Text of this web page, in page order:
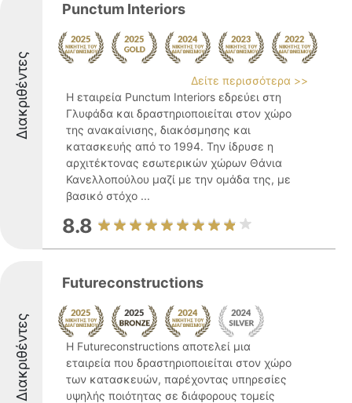
Διακριθέντες
Punctum Interiors
Δείτε περισσότερα >>
Η εταιρεία Punctum Interiors εδρεύει στη
Γλυφάδα και δραστηριοποιείται στον χώρο
της ανακαίνισης, διακόσμησης και
κατασκευής από το 1994. Την ίδρυσε η
αρχιτέκτονας εσωτερικών χώρων Θάνια
Κανελλοπούλου μαζί με την ομάδα της, με
βασικό στόχο ...
8.8
Διακριθέντες
Futureconstructions
Η Futureconstructions αποτελεί μια
εταιρεία που δραστηριοποιείται στον χώρο
των κατασκευών, παρέχοντας υπηρεσίες
υψηλής ποιότητας σε διάφορους τομείς